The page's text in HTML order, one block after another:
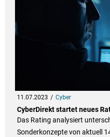
11.07.2023 Cyber
CyberDirekt startet neues
Das Rating analysiert
Sonderkonzepte von aktuell